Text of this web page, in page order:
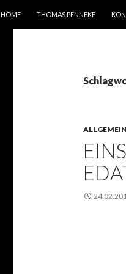
HOME
THOMAS PENNEKE
ALLGEMEIN